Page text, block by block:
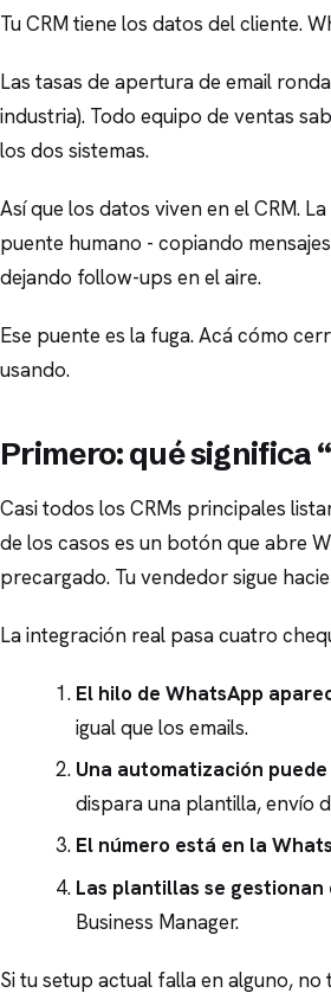
Tu CRM tiene los datos del cliente.
Las tasas de apertura de email
industria). Todo equipo de ventas
los dos sistemas.
Así que los datos viven en el CRM.
puente humano - copiando
dejando follow-ups en el aire.
Ese puente es la fuga. Acá cómo
usando.
Primero: qué significa
Casi todos los CRMs principales
de los casos es un botón que abre
precargado. Tu vendedor sigue
La integración real pasa cuatro
El hilo de WhatsApp
igual que los emails.
Una automatización
dispara una plantilla, envío
El número está en la
Las plantillas se
Business Manager.
Si tu setup actual falla en alguno,